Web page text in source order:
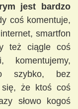
jest bardzo
coś komentuje,
smartfon
też ciągle coś
komentujemy,
szybko, bez
się, że ktoś coś
słowo kogoś